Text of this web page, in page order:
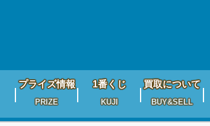
プライズ情報
PRIZE
1番くじ
KUJI
買取について
BUY&SELL